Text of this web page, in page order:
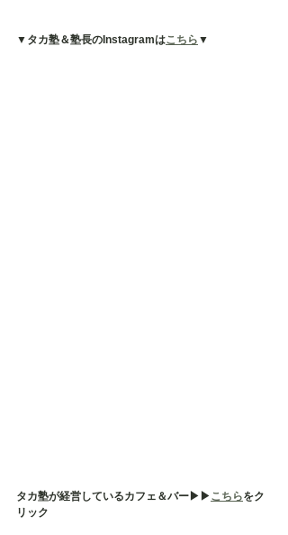
▼タカ塾＆塾長のInstagramはこちら ▼
タカ塾が経営しているカフェ＆バー▶︎▶︎こちらをク
リック